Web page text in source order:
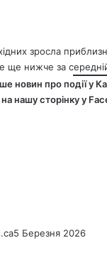
зросла
ще нижче за
новин про події у
нашу сторінку у
5 Березня 2026